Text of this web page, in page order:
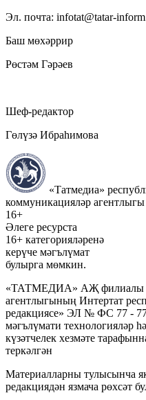
Эл. почта: infotat@tatar-
Баш мөхәррир
Рөстәм Гәрәев
Шеф-редактор
Гөлүзә Ибраһимова
«Татмедиа»
коммуникацияләр
16+
Әлеге ресурста
16+ категорияләренә
керүче мәгълүмат
булырга мөмкин.
«ТАТМЕДИА» АҖ филиалы
агентлыгының Интертат
редакциясе» ЭЛ № ФС 77 -
мәгълүмати технологияләр
күзәтчелек хезмәте
теркәлгән
Материалларны тулысынча
редакциядән язмача рөхсәт